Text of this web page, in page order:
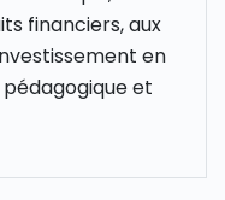
financiers, aux
en
et